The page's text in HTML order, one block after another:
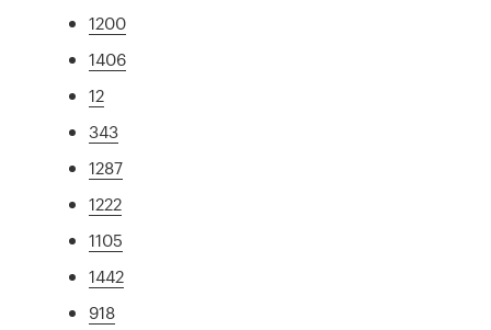
1200
1406
12
343
1287
1222
1105
1442
918